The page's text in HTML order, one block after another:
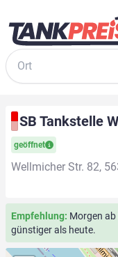
Suche
SB Tankstelle
geöffnet
Wellmicher Str. 82,
Empfehlung: Morgen
günstiger als heute.